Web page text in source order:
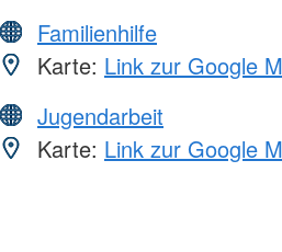
Familienhilfe
Karte: Link zur Google
Jugendarbeit
Karte: Link zur Google